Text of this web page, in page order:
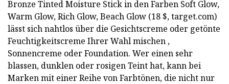
Bronze Tinted Moisture Stick in den Farben Soft Glow,
Warm Glow, Rich Glow, Beach Glow (18 $, target.com)
lässt sich nahtlos über die Gesichtscreme oder getönte
Feuchtigkeitscreme Ihrer Wahl mischen ,
Sonnencreme oder Foundation. Wer einen sehr
blassen, dunklen oder rosigen Teint hat, kann bei
Marken mit einer Reihe von Farbtönen, die nicht nur